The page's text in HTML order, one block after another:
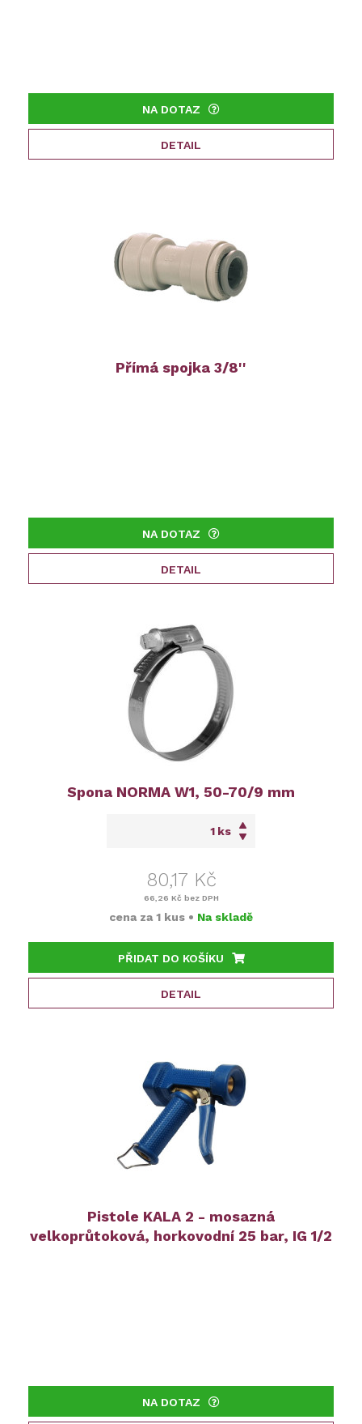
NA DOTAZ
DETAIL
Přímá spojka 3/8''
NA DOTAZ
DETAIL
Spona NORMA W1, 50-70/9 mm
ks
80,17 Kč
66,26 Kč bez DPH
cena za 1 kus • Na skladě
PŘIDAT DO KOŠÍKU
DETAIL
Pistole KALA 2 - mosazná
velkoprůtoková, horkovodní 25 bar, IG 1/2
NA DOTAZ